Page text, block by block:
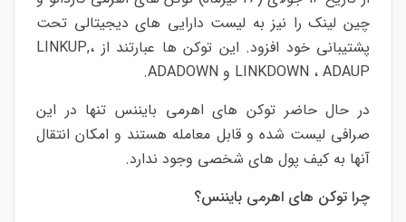
چین لینک را نیز به لیست دارایی های دیجیتالی تحت
پشتیبانی خود افزود. این توکن ها عبارتند از ،LINKUP,
LINKDOWN ، ADAUP و ADADOWN.
در حال حاضر توکن های اهرمی بایننس تنها در این
صرافی لیست شده و قابل معامله هستند و امکان انتقال
آنها به کیف پول های شخصی وجود ندارد.
چرا توکن های اهرمی بایننس؟